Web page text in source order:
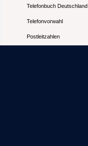
Telefonbuch Deutschland
Telefonvorwahl
Postleitzahlen